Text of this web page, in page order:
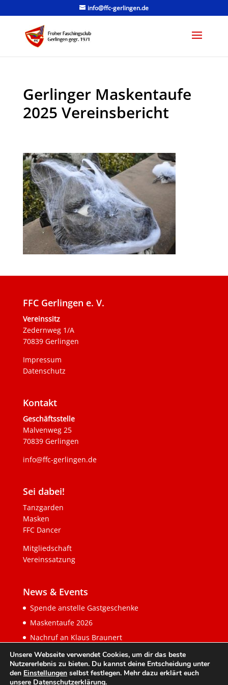
info@ffc-gerlingen.de
Gerlinger Maskentaufe
2025 Vereinsbericht
FFC Gerlingen e. V.
Vereinssitz
Zedernweg 1/A
70839 Gerlingen
Impressum
Datenschutz
Kontakt
Geschäftsstelle
Malvenweg 25
70839 Gerlingen
info@ffc-gerlingen.de
Sei dabei!
Tanzgarden
Masken
FFC Dancer
Mitgliedschaft
Vereinssatzung
News & Events
Spende anstelle Gastgeschenke
Maskentaufe 2026
Nachruf an Klaus Braunert
Unsere Webseite verwendet Cookies, um dir das beste
Nutzererlebnis zu bieten. Du kannst deine Entscheidung unter
den Einstellungen selbst festlegen. Mehr dazu erklärt euch
unsere Datenschutzerklärung.